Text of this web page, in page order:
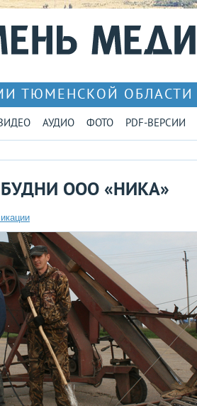
ТЮМЕНСКОЙ ОБЛАСТИ
АУДИО ФОТО PDF-ВЕРСИИ
ООО «НИКА»